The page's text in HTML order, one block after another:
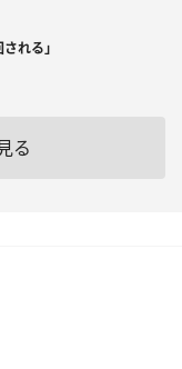
れる」
る